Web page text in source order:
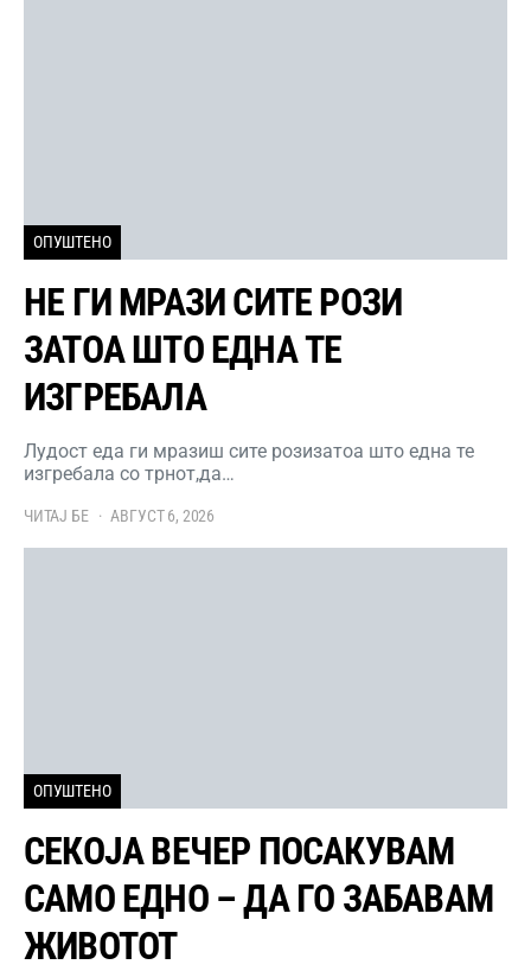
ОПУШТЕНО
НЕ ГИ МРАЗИ СИТЕ РОЗИ
ЗАТОА ШТО ЕДНА ТЕ
ИЗГРЕБАЛА
Лудост еда ги мразиш сите розизатоа што една те
изгребала со трнот,да…
ЧИТАЈ БЕ АВГУСТ 6, 2026
ОПУШТЕНО
СЕКОЈА ВЕЧЕР ПОСАКУВАМ
САМО ЕДНО – ДА ГО ЗАБАВАМ
ЖИВОТОТ